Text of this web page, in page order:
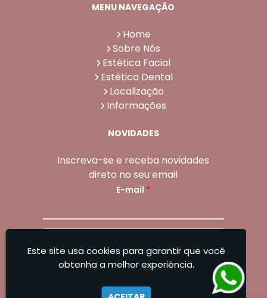
MENU NAVEGAÇÃO
Home
Sobre Nós
Estética Facial
Estética Dental
Localização
Informações
NOVIDADES
Inscreva-se e receba novidades
direto no seu email
E-mail *
Sangoleti Odontologia - Estética Dental e
Este site usa cookies para garantir que você
obtenha a melhor experiência.